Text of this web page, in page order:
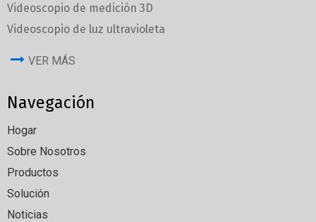
Videoscopio de medición 3D
Videoscopio de luz ultravioleta
VER MÁS
Navegación
Hogar
Sobre Nosotros
Productos
Solución
Noticias